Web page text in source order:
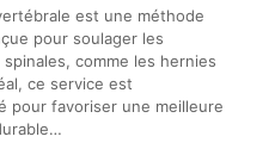
est une méthode
pour soulager les
comme les hernies
ce service est
pour favoriser une meilleure